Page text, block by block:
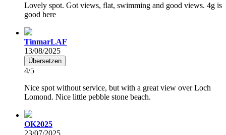
Lovely spot. Got views, flat, swimming and good views. 4g is
good here
TinmarLAF
13/08/2025
Übersetzen
4/5
Nice spot without service, but with a great view over Loch
Lomond. Nice little pebble stone beach.
OK2025
23/07/2025